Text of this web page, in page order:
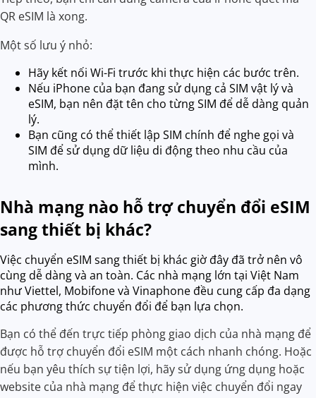
QR eSIM là xong.
Một số lưu ý nhỏ:
Hãy kết nối Wi-Fi trước khi thực hiện các bước trên.
Nếu iPhone của bạn đang sử dụng cả SIM vật lý và
eSIM, bạn nên đặt tên cho từng SIM để dễ dàng quản
lý.
Bạn cũng có thể thiết lập SIM chính để nghe gọi và
SIM để sử dụng dữ liệu di động theo nhu cầu của
mình.
Nhà mạng nào hỗ trợ chuyển đổi eSIM
sang thiết bị khác?
Việc chuyển eSIM sang thiết bị khác giờ đây đã trở nên vô
cùng dễ dàng và an toàn. Các nhà mạng lớn tại Việt Nam
như Viettel, Mobifone và Vinaphone đều cung cấp đa dạng
các phương thức chuyển đổi để bạn lựa chọn.
Bạn có thể đến trực tiếp phòng giao dịch của nhà mạng để
được hỗ trợ chuyển đổi eSIM một cách nhanh chóng. Hoặc
nếu bạn yêu thích sự tiện lợi, hãy sử dụng ứng dụng hoặc
website của nhà mạng để thực hiện việc chuyển đổi ngay